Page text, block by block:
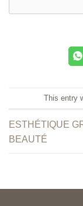
This entry
ESTHÉTIQUE
BEAUTÉ